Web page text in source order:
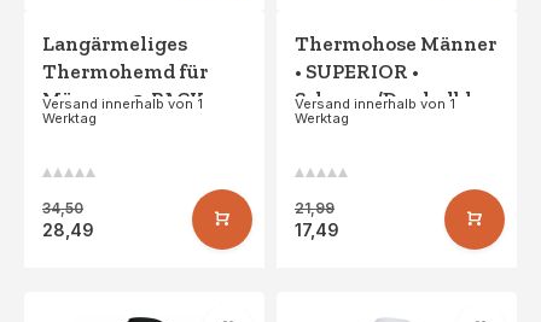
Langärmeliges
Thermohemd für
Männer • 2-PACK •
Weiß
Versand innerhalb von 1
Werktag
34,50
28,49
Thermohose Männer
• SUPERIOR •
Schwarz/Dunkelblau
Versand innerhalb von 1
Werktag
21,99
17,49